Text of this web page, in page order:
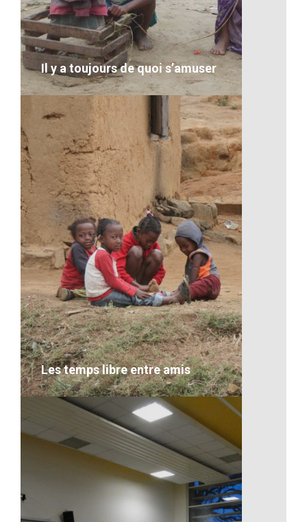
VOIR LE DÉTAIL
Il y a toujours de quoi s’amuser
Il y a toujours de quoi s’amuser
VOIR LE DÉTAIL
Les temps libre entre amis